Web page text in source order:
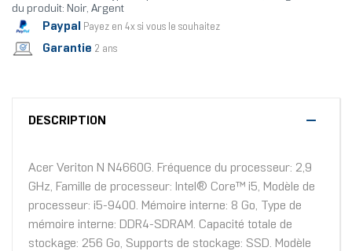
du produit: Noir, Argent
Paypal Payez en 4x si vous le souhaitez
Garantie 2 ans
DESCRIPTION
Acer Veriton N N4660G. Fréquence du processeur: 2,9
GHz, Famille de processeur: Intel® Core™ i5, Modèle de
processeur: i5-9400. Mémoire interne: 8 Go, Type de
mémoire interne: DDR4-SDRAM. Capacité totale de
stockage: 256 Go, Supports de stockage: SSD. Modèle